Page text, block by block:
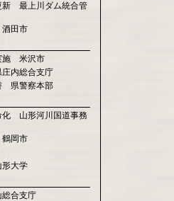
新 最上川ダム統合管
田市
施 米沢市
内総合支庁
県警察本部
化 山形河川国道事務
岡市
大学
合支庁